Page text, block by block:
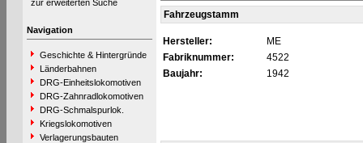
zur erweiterten Suche
Navigation
Geschichte & Hintergründe
Länderbahnen
DRG-Einheitslokomotiven
DRG-Zahnradlokomotiven
DRG-Schmalspurlok.
Kriegslokomotiven
Verlagerungsbauten
Fahrzeugstamm
Hersteller:
ME
Fabriknummer:
4522
Baujahr:
1942